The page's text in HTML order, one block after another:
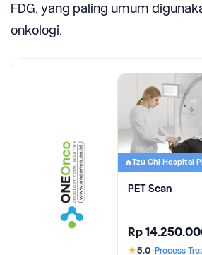
FDG, yang paling umum
onkologi.
Tzu Chi Hospital
PET Scan
Rp
★5.0•Process